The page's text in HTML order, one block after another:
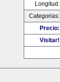
Longitud:
Categorias:
Precio:
Visitar!